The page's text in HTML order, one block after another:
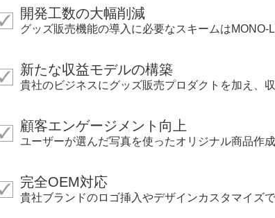
開発工数の大幅削減
グッズ販売機能の導入に必要なスキームはMONO-
新たな収益モデルの構築
貴社のビジネスにグッズ販売プロダクトを加え、
顧客エンゲージメント向上
ユーザーが選んだ写真を使ったオリジナル商品作
完全OEM対応
貴社ブランドのロゴ挿入やデザインカスタマイズ